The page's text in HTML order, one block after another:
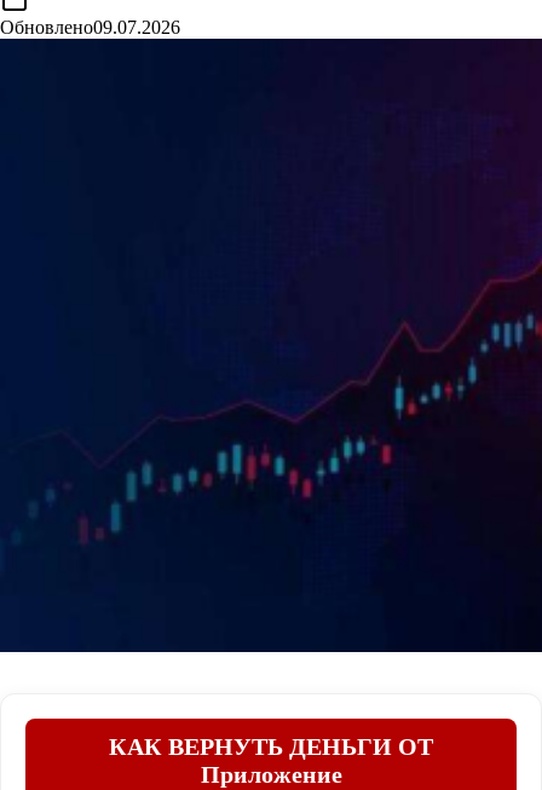
Обновлено09.07.2026
КАК ВЕРНУТЬ ДЕНЬГИ ОТ
Приложение